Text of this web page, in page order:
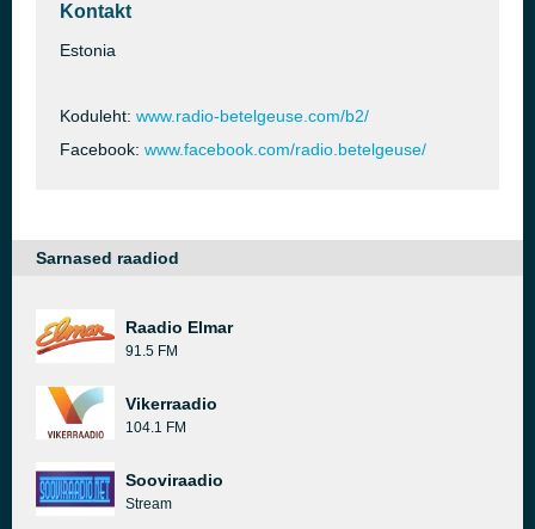
Kontakt
Estonia
Koduleht: www.radio-betelgeuse.com/b2/
Facebook: www.facebook.com/radio.betelgeuse/
Sarnased raadiod
Raadio Elmar
91.5 FM
Vikerraadio
104.1 FM
Sooviraadio
Stream